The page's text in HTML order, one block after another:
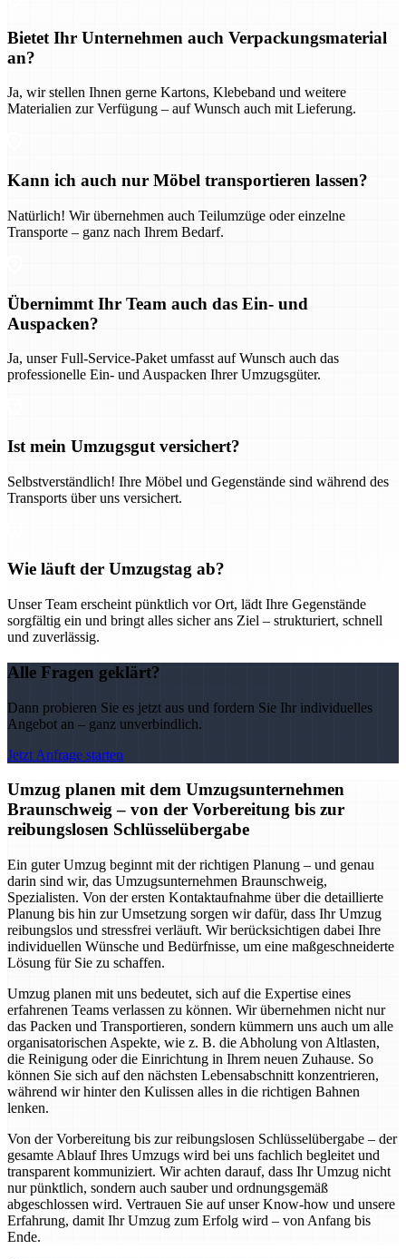
Bietet Ihr Unternehmen auch Verpackungsmaterial
an?
Ja, wir stellen Ihnen gerne Kartons, Klebeband und weitere
Materialien zur Verfügung – auf Wunsch auch mit Lieferung.
Kann ich auch nur Möbel transportieren lassen?
Natürlich! Wir übernehmen auch Teilumzüge oder einzelne
Transporte – ganz nach Ihrem Bedarf.
Übernimmt Ihr Team auch das Ein- und
Auspacken?
Ja, unser Full-Service-Paket umfasst auf Wunsch auch das
professionelle Ein- und Auspacken Ihrer Umzugsgüter.
Ist mein Umzugsgut versichert?
Selbstverständlich! Ihre Möbel und Gegenstände sind während des
Transports über uns versichert.
Wie läuft der Umzugstag ab?
Unser Team erscheint pünktlich vor Ort, lädt Ihre Gegenstände
sorgfältig ein und bringt alles sicher ans Ziel – strukturiert, schnell
und zuverlässig.
Alle Fragen geklärt?
Dann probieren Sie es jetzt aus und fordern Sie Ihr individuelles
Angebot an – ganz unverbindlich.
Jetzt Anfrage starten
Umzug planen mit dem Umzugsunternehmen
Braunschweig – von der Vorbereitung bis zur
reibungslosen Schlüsselübergabe
Ein guter Umzug beginnt mit der richtigen Planung – und genau
darin sind wir, das Umzugsunternehmen Braunschweig,
Spezialisten. Von der ersten Kontaktaufnahme über die detaillierte
Planung bis hin zur Umsetzung sorgen wir dafür, dass Ihr Umzug
reibungslos und stressfrei verläuft. Wir berücksichtigen dabei Ihre
individuellen Wünsche und Bedürfnisse, um eine maßgeschneiderte
Lösung für Sie zu schaffen.
Umzug planen mit uns bedeutet, sich auf die Expertise eines
erfahrenen Teams verlassen zu können. Wir übernehmen nicht nur
das Packen und Transportieren, sondern kümmern uns auch um alle
organisatorischen Aspekte, wie z. B. die Abholung von Altlasten,
die Reinigung oder die Einrichtung in Ihrem neuen Zuhause. So
können Sie sich auf den nächsten Lebensabschnitt konzentrieren,
während wir hinter den Kulissen alles in die richtigen Bahnen
lenken.
Von der Vorbereitung bis zur reibungslosen Schlüsselübergabe – der
gesamte Ablauf Ihres Umzugs wird bei uns fachlich begleitet und
transparent kommuniziert. Wir achten darauf, dass Ihr Umzug nicht
nur pünktlich, sondern auch sauber und ordnungsgemäß
abgeschlossen wird. Vertrauen Sie auf unser Know-how und unsere
Erfahrung, damit Ihr Umzug zum Erfolg wird – von Anfang bis
Ende.